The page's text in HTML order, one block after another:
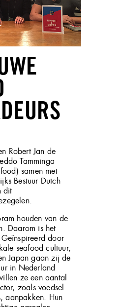
Robert Jan de
Tamminga
samen met
Bestuur Dutch
dit
houden van de
Daarom is het
door
seafood cultuur,
Japan gaan zij de
in Nederland
ze een aantal
zoals voedsel
aanpakken. Hun